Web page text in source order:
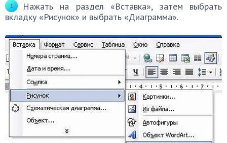
Нажать на раздел «Вставка», затем выбрать
вкладку «Рисунок» и выбрать «Диаграмма».